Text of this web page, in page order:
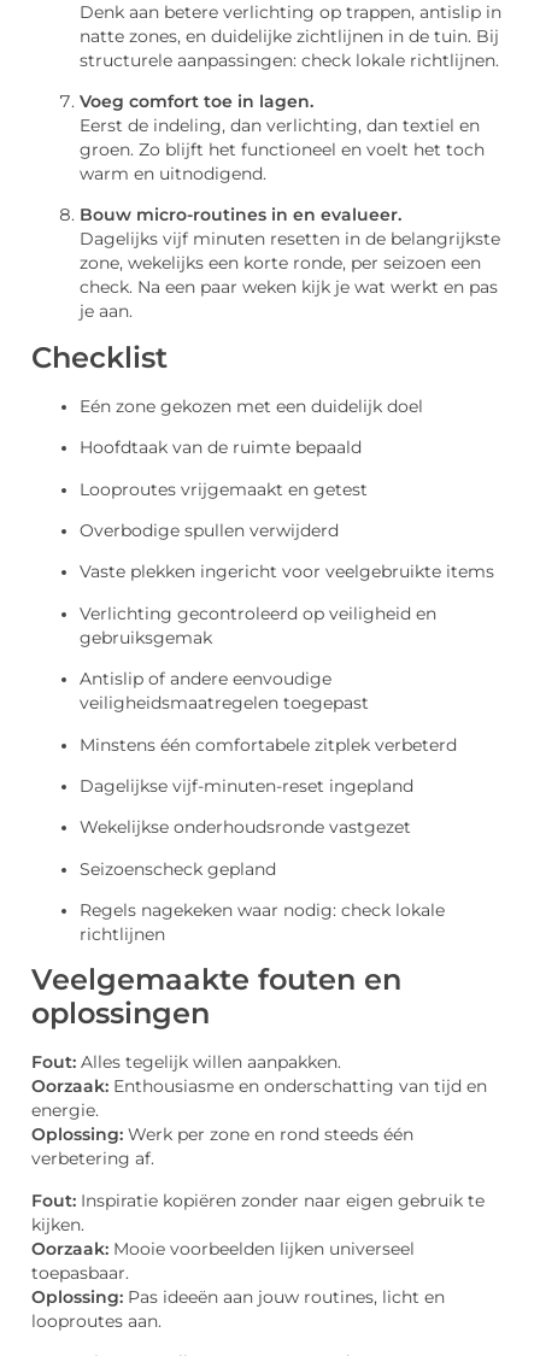
Denk aan betere verlichting op trappen, antislip in
natte zones, en duidelijke zichtlijnen in de tuin. Bij
structurele aanpassingen: check lokale richtlijnen.
Voeg comfort toe in lagen.
Eerst de indeling, dan verlichting, dan textiel en
groen. Zo blijft het functioneel en voelt het toch
warm en uitnodigend.
Bouw micro-routines in en evalueer.
Dagelijks vijf minuten resetten in de belangrijkste
zone, wekelijks een korte ronde, per seizoen een
check. Na een paar weken kijk je wat werkt en pas
je aan.
Checklist
Eén zone gekozen met een duidelijk doel
Hoofdtaak van de ruimte bepaald
Looproutes vrijgemaakt en getest
Overbodige spullen verwijderd
Vaste plekken ingericht voor veelgebruikte items
Verlichting gecontroleerd op veiligheid en
gebruiksgemak
Antislip of andere eenvoudige
veiligheidsmaatregelen toegepast
Minstens één comfortabele zitplek verbeterd
Dagelijkse vijf-minuten-reset ingepland
Wekelijkse onderhoudsronde vastgezet
Seizoenscheck gepland
Regels nagekeken waar nodig: check lokale
richtlijnen
Veelgemaakte fouten en
oplossingen
Fout: Alles tegelijk willen aanpakken.
Oorzaak: Enthousiasme en onderschatting van tijd en
energie.
Oplossing: Werk per zone en rond steeds één
verbetering af.
Fout: Inspiratie kopiëren zonder naar eigen gebruik te
kijken.
Oorzaak: Mooie voorbeelden lijken universeel
toepasbaar.
Oplossing: Pas ideeën aan jouw routines, licht en
looproutes aan.